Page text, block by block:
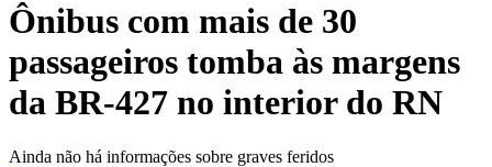
conteúdo
Ônibus com mais de 30
passageiros tomba às margens
da BR-427 no interior do RN
Ainda não há informações sobre graves feridos